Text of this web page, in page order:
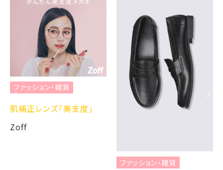
ファッション・雑貨
肌補正レンズ「美支度」
Zoff
ファッション・雑貨